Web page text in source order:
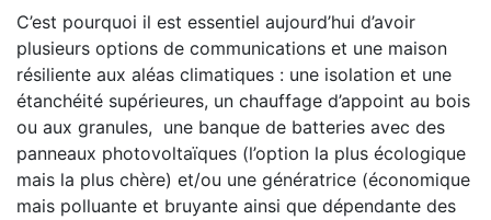
C’est pourquoi il est essentiel aujourd’hui d’avoir
plusieurs options de communications et une maison
résiliente aux aléas climatiques : une isolation et une
étanchéité supérieures, un chauffage d’appoint au bois
ou aux granules, une banque de batteries avec des
panneaux photovoltaïques (l’option la plus écologique
mais la plus chère) et/ou une génératrice (économique
mais polluante et bruyante ainsi que dépendante des